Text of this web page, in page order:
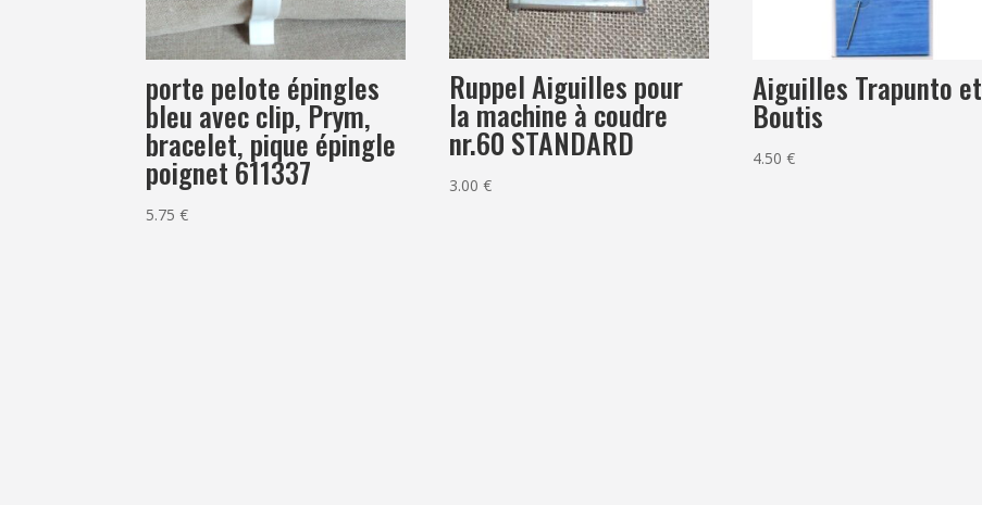
porte pelote épingles
bleu avec clip, Prym,
bracelet, pique épingle
poignet 611337
5.75€
Ruppel Aiguilles pour
la machine à coudre
nr.60 STANDARD
3.00€
Aiguilles Trapunto et
Boutis
4.50€